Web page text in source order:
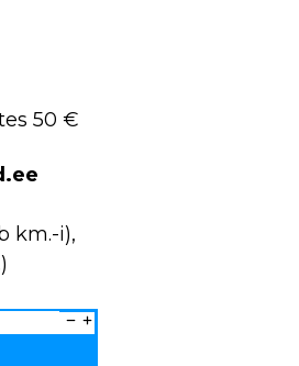
50 €
km.-i),